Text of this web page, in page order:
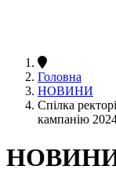
Головна
НОВИНИ
Спілка
кампанію